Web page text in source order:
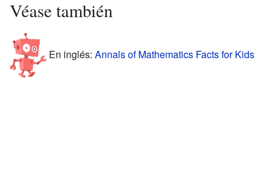
Véase también
En inglés: Annals of Mathematics Facts for Kids